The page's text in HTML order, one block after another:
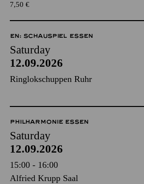
7,50 €
EN: SCHAUSPIEL ESSEN
Saturday
12.09.2026
Ringlokschuppen Ruhr
PHILHARMONIE ESSEN
Saturday
12.09.2026
15:00 - 16:00
Alfried Krupp Saal